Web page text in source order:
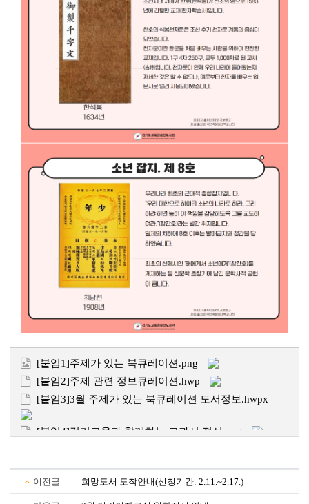
[붙임1]주제가 있는 북큐레이션.png
[붙임2]주제 관련 정보큐레이션.hwp
[붙임3]3월 주제가 있는 북큐레이션 도서정보.hwpx
[붙임4]경기교육과 함께하는 교과서 전시.png
이전글 희망도서 도착안내(신청기간: 2.11.~2.17.)